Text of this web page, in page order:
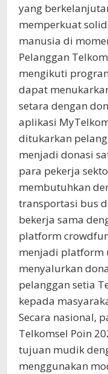
yang
memperkuat
manusia di
Pelanggan
mengikuti
dapat
setara dengan
aplikasi
ditukarkan
menjadi donasi
para pekerja
membutuhkan
transportasi bus
bekerja sama
platform
menjadi platform
menyalurkan
pelanggan setia
kepada
Secara nasional,
Telkomsel Poin
tujuan mudik
menggunakan